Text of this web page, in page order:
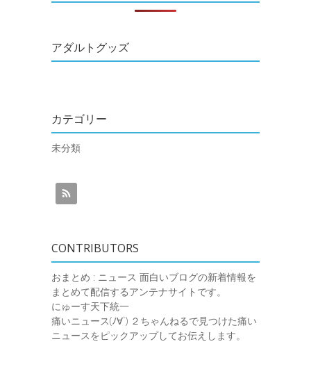
アダルトグッズ
カテゴリー
未分類
CONTRIBUTORS
おまとめ : ニュース 面白いブログの新着情報を
まとめて配信するアンテナサイトです。
にゅーす天下統一
痛いニュース(ﾉ∀`) ２ちゃんねるで見つけた痛い
ニュースをピックアップしてお伝えします。